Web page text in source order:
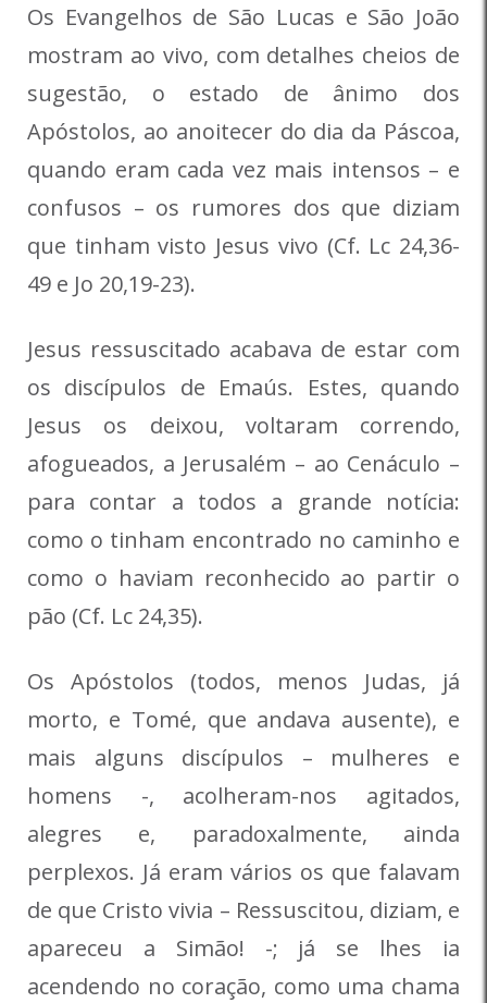
Os Evangelhos de São Lucas e São João
mostram ao vivo, com detalhes cheios de
sugestão, o estado de ânimo dos
Apóstolos, ao anoitecer do dia da Páscoa,
quando eram cada vez mais intensos – e
confusos – os rumores dos que diziam
que tinham visto Jesus vivo (Cf. Lc 24,36-
49 e Jo 20,19-23).
Jesus ressuscitado acabava de estar com
os discípulos de Emaús. Estes, quando
Jesus os deixou, voltaram correndo,
afogueados, a Jerusalém – ao Cenáculo –
para contar a todos a grande notícia:
como o tinham encontrado no caminho e
como o haviam reconhecido ao partir o
pão (Cf. Lc 24,35).
Os Apóstolos (todos, menos Judas, já
morto, e Tomé, que andava ausente), e
mais alguns discípulos – mulheres e
homens -, acolheram-nos agitados,
alegres e, paradoxalmente, ainda
perplexos. Já eram vários os que falavam
de que Cristo vivia – Ressuscitou, diziam, e
apareceu a Simão! -; já se lhes ia
acendendo no coração, como uma chama